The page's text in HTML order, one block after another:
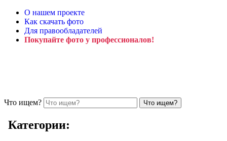
О нашем проекте
Как скачать фото
Для правообладателей
Покупайте фото у профессионалов!
Что ищем?
Категории: